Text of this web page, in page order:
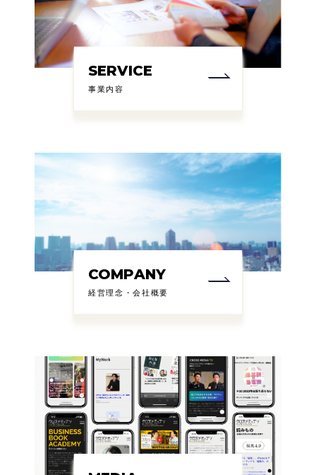
SERVICE
事業内容
COMPANY
経営理念・会社概要